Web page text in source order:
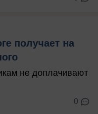
получает на
не доплачивают
0